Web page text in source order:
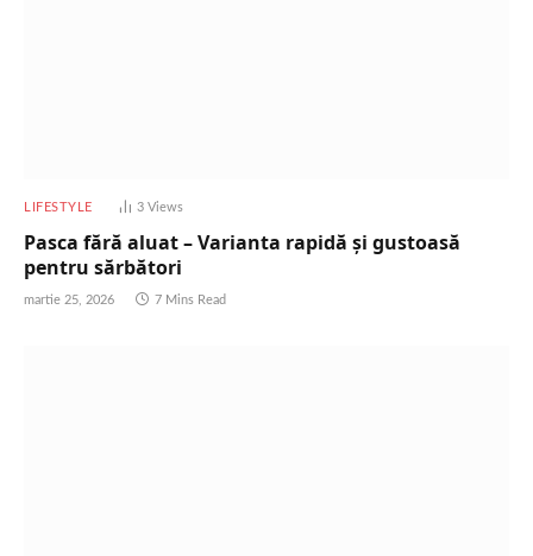
LIFESTYLE 3 Views
Pasca fără aluat – Varianta rapidă și gustoasă
pentru sărbători
martie 25, 2026 7 Mins Read